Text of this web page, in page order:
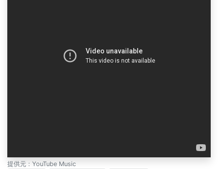
提供元 : YouTube Music